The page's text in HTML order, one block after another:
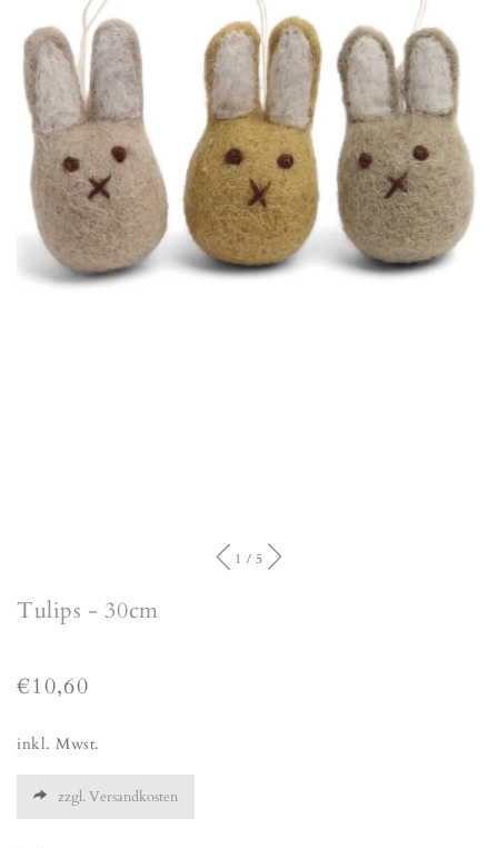
1 /of
5
Tulips - 30cm
Regular
€10,60
inkl. Mwst.
zzgl. Versandkosten